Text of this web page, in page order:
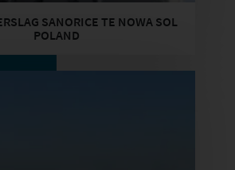
SANORICE TE NOWA SOL
POLAND